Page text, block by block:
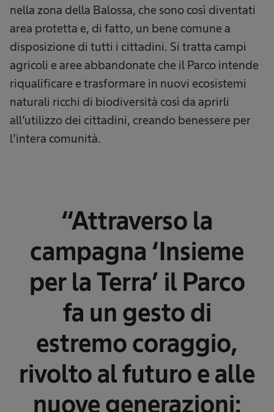
nella zona della Balossa, che sono così diventati
area protetta e, di fatto, un bene comune a
disposizione di tutti i cittadini. Si tratta campi
agricoli e aree abbandonate che il Parco intende
riqualificare e trasformare in nuovi ecosistemi
naturali ricchi di biodiversità così da aprirli
all’utilizzo dei cittadini, creando benessere per
l’intera comunità.
“Attraverso la
campagna ‘Insieme
per la Terra’ il Parco
fa un gesto di
estremo coraggio,
rivolto al futuro e alle
nuove generazioni: